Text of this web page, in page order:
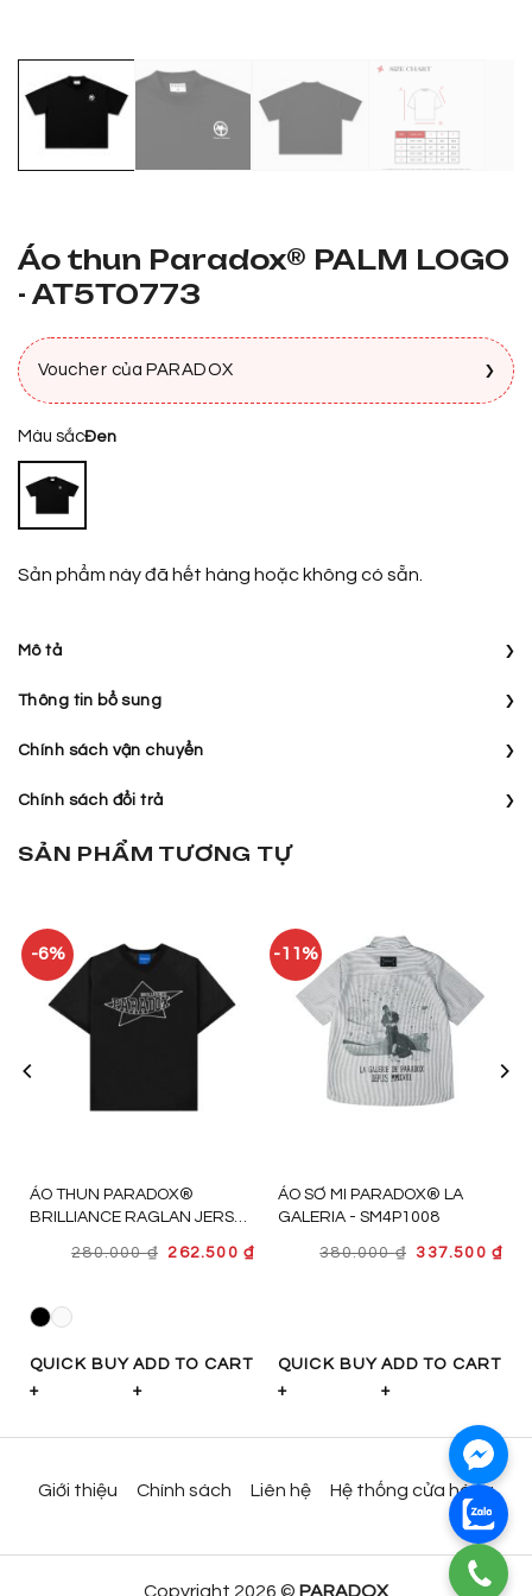
Áo thun Paradox® PALM LOGO
- AT5T0773
Voucher của PARADOX ›
Màu sắcĐen
Sản phẩm này đã hết hàng hoặc không có sẵn.
Mô tả ›
Thông tin bổ sung ›
Chính sách vận chuyển ›
Chính sách đổi trả ›
SẢN PHẨM TƯƠNG TỰ
-6%
ÁO THUN PARADOX®
BRILLIANCE RAGLAN JERSEY
280.000₫ GIÁ
262.500 ₫GIÁ
262.500 ₫.
QUICK BUY
+
ADD TO CART
+
-11%
ÁO SƠ MI PARADOX® LA
GALERIA - SM4P1008
380.000₫ GIÁ
337.500 ₫GIÁ
QUICK BUY
+
ADD TO CART
+
Giới thiệu Chính sách Liên hệ Hệ thống cửa hàng
Copyright 2026 © PARADOX